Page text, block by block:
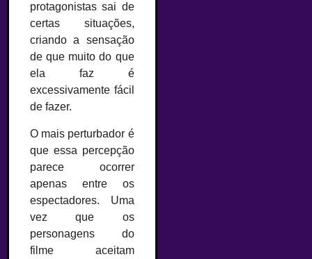
protagonistas sai de
certas situações,
criando a sensação
de que muito do que
ela faz é
excessivamente fácil
de fazer.
O mais perturbador é
que essa percepção
parece ocorrer
apenas entre os
espectadores. Uma
vez que os
personagens do
filme aceitam